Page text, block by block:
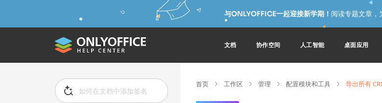
与ONLYOFFICE一起迎接新学期！ 阅读专题文章，
文档 协作空间 人工智能 桌面应用
首页 工作区 管理 配置模块和工具 导出所有